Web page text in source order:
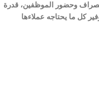
وحضور الموظفين، قدرة
كل ما يحتاجه عملاءها